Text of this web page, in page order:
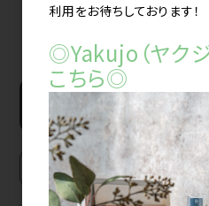
新規会員登録
利用をお待ちしております！
◎Yakujo（ヤク
こちら◎